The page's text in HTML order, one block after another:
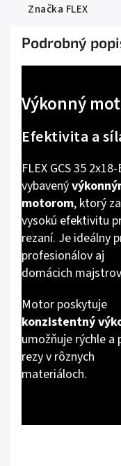
Značka FLEX
Podrobný
Výkonný
Efektivita a
FLEX GCS 35
vybavený
motorom, ktorý
vysokú efektivitu
rezaní. Je ideálny
profesionálov aj
domácich
Motor poskytuje
konzistentný
umožňuje rýchle a
rezy v rôznych
materiáloch.